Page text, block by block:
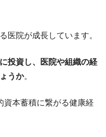
医院が成長しています。
投資し、医院や組織の経
うか。
資本蓄積に繋がる健康経